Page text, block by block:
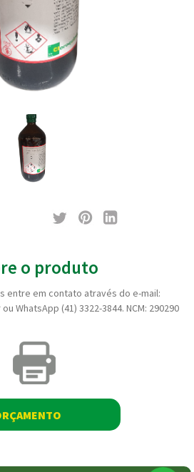
o produto
entre em contato através do e-mail:
WhatsApp (41) 3322-3844. NCM: 290290